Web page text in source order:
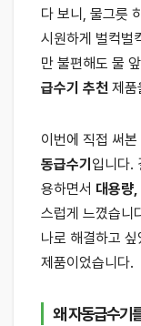
다 보니, 물그릇
시원하게 벌컥벌
만 불편해도 물
급수기 추천 제품
이번에 직접 써본
동급수기 입니다.
용하면서 대용량
스럽게 느꼈습니
나로 해결하고
제품이었습니다.
왜 자동급수기